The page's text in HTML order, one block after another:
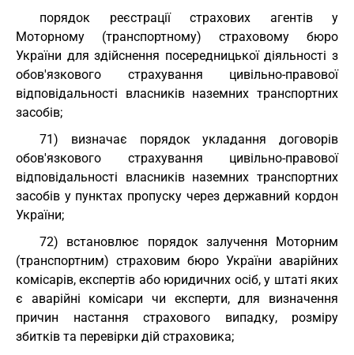
порядок реєстрації страхових агентів у
Моторному (транспортному) страховому бюро
України для здійснення посередницької діяльності з
обов'язкового страхування цивільно-правової
відповідальності власників наземних транспортних
засобів;
71) визначає порядок укладання договорів
обов'язкового страхування цивільно-правової
відповідальності власників наземних транспортних
засобів у пунктах пропуску через державний кордон
України;
72) встановлює порядок залучення Моторним
(транспортним) страховим бюро України аварійних
комісарів, експертів або юридичних осіб, у штаті яких
є аварійні комісари чи експерти, для визначення
причин настання страхового випадку, розміру
збитків та перевірки дій страховика;